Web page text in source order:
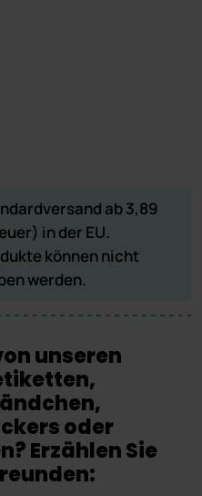
ab 3,89
in der EU.
können nicht
werden.
unseren
oder
Erzählen Sie